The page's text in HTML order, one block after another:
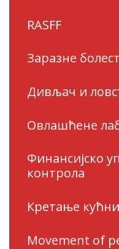
RASFF
Заразне
Дивљач и
Овлашћене
Финансијско
контрола
Кретање
Movement of